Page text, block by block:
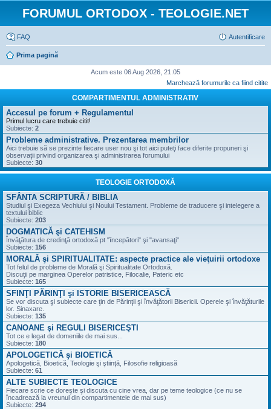
FORUMUL ORTODOX - TEOLOGIE.NET
FAQ Autentificare
Prima pagină
Acum este 06 Aug 2026, 21:05
Marchează forumurile ca fiind citite
COMPARTIMENTUL ADMINISTRATIV
Accesul pe forum + Regulamentul
Primul lucru care trebuie citit!
Subiecte: 2
Probleme administrative. Prezentarea membrilor
Aici trebuie să se prezinte fiecare user nou şi tot aici puteţi face diferite propuneri şi
observaţii privind organizarea şi administrarea forumului
Subiecte: 30
TEOLOGIE ORTODOXĂ
SFÂNTA SCRIPTURĂ / BIBLIA
Studiul şi Exegeza Vechiului şi Noului Testament. Probleme de traducere şi intelegere a
textului biblic
Subiecte: 203
DOGMATICĂ şi CATEHISM
Învăţătura de credinţă ortodoxă pt "începători" şi "avansaţi"
Subiecte: 156
MORALĂ şi SPIRITUALITATE: aspecte practice ale vieţuirii ortodoxe
Tot felul de probleme de Morală şi Spiritualitate Ortodoxă.
Discuţii pe marginea Operelor patristice, Filocalie, Pateric etc
Subiecte: 165
SFINŢI PĂRINŢI şi ISTORIE BISERICEASCĂ
Se vor discuta şi subiecte care ţin de Părinţii şi învăţătorii Bisericii. Operele şi învăţăturile
lor. Sinaxare.
Subiecte: 135
CANOANE şi REGULI BISERICEŞTI
Tot ce e legat de domeniile de mai sus...
Subiecte: 180
APOLOGETICĂ şi BIOETICĂ
Apologetică, Bioetică, Teologie şi ştiinţă, Filosofie religioasă
Subiecte: 61
ALTE SUBIECTE TEOLOGICE
Fiecare scrie ce doreşte şi discuta cu cine vrea, dar pe teme teologice (ce nu se
încadrează la vreunul din compartimentele de mai sus)
Subiecte: 294